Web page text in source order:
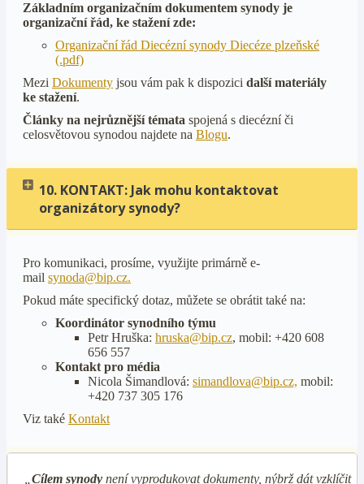
Základním organizačním dokumentem synody je
organizační řád, ke stažení zde:
Organizační řád Diecézní synody Diecéze plzeňské
(.pdf)
Mezi Dokumenty jsou vám pak k dispozici další materiály
ke stažení.
Články na nejrůznější témata spojená s diecézní či
celosvětovou synodou najdete na Blogu.
10. KONTAKT: Jak mohu kontaktovat
organizátory synody?
Pro komunikaci, prosíme, využijte primárně e-
mail synoda@bip.cz.
Pokud máte specifický dotaz, můžete se obrátit také na:
Koordinátor synodního týmu
Petr Hruška: hruska@bip.cz, mobil: +420 608
656 557
Kontakt pro média
Nicola Šimandlová: simandlova@bip.cz, mobil:
+420 737 305 176
Viz také Kontakt
Cílem synody není vyprodukovat dokumenty, nýbrž dát vzklíčit